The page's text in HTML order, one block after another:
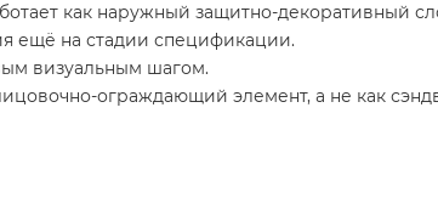
как наружный защитно-декоративный
ещё на стадии спецификации.
визуальным шагом.
ограждающий элемент, а не как